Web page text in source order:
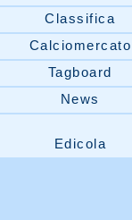
Classifica
Calciomercato
Tagboard
News
Edicola